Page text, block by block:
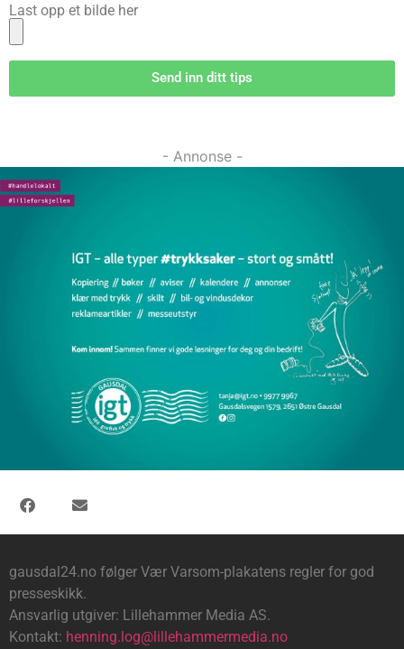
Last opp et bilde her
Send inn ditt tips
- Annonse -
gausdal24.no følger Vær Varsom-plakatens regler for god
presseskikk.
Ansvarlig utgiver: Lillehammer Media AS.
Kontakt: henning.log@lillehammermedia.no